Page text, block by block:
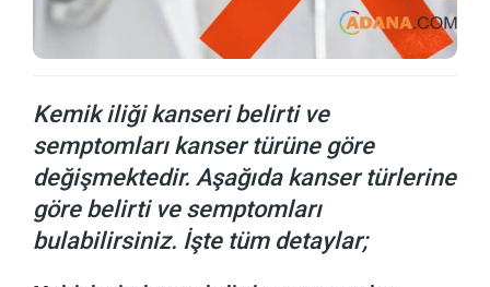
Kemik iliği kanseri belirti ve
semptomları kanser türüne göre
değişmektedir. Aşağıda kanser türlerine
göre belirti ve semptomları
bulabilirsiniz. İşte tüm detaylar;